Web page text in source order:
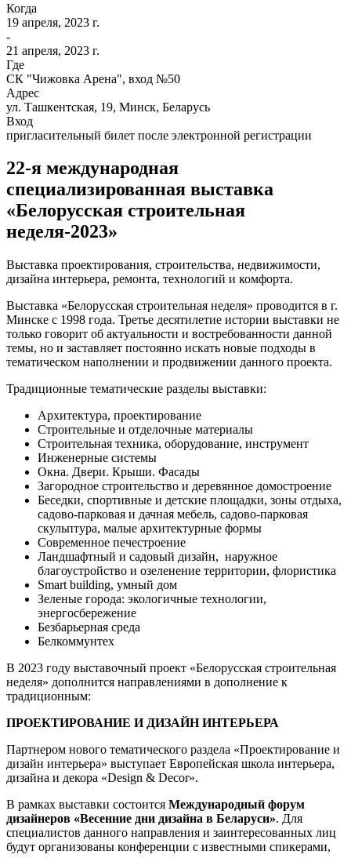
Когда
19 апреля, 2023 г.
-
21 апреля, 2023 г.
Где
СК "Чижовка Арена", вход №50
Адрес
ул. Ташкентская, 19, Минск, Беларусь
Вход
пригласительный билет после электронной регистрации
22-я международная
специализированная выставка
«Белорусская строительная
неделя-2023»
Выставка проектирования, строительства, недвижимости,
дизайна интерьера, ремонта, технологий и комфорта.
Выставка «Белорусская строительная неделя» проводится в г.
Минске с 1998 года. Третье десятилетие истории выставки не
только говорит об актуальности и востребованности данной
темы, но и заставляет постоянно искать новые подходы в
тематическом наполнении и продвижении данного проекта.
Традиционные тематические разделы выставки:
Архитектура, проектирование
Строительные и отделочные материалы
Строительная техника, оборудование, инструмент
Инженерные системы
Окна. Двери. Крыши. Фасады
Загородное строительство и деревянное домостроение
Беседки, спортивные и детские площадки, зоны отдыха,
садово-парковая и дачная мебель, садово-парковая
скульптура, малые архитектурные формы
Современное печестроение
Ландшафтный и садовый дизайн, наружное
благоустройство и озеленение территории, флористика
Smart building, умный дом
Зеленые города: экологичные технологии,
энергосбережение
Безбарьерная среда
Белкоммунтех
В 2023 году выставочный проект «Белорусская строительная
неделя» дополнится направлениями в дополнение к
традиционным:
ПРОЕКТИРОВАНИЕ И ДИЗАЙН ИНТЕРЬЕРА
Партнером нового тематического раздела «Проектирование и
дизайн интерьера» выступает Европейская школа интерьера,
дизайна и декора «Design & Decor».
В рамках выставки состоится Международный форум
дизайнеров «Весенние дни дизайна в Беларуси». Для
специалистов данного направления и заинтересованных лиц
будут организованы конференции с известными спикерами,